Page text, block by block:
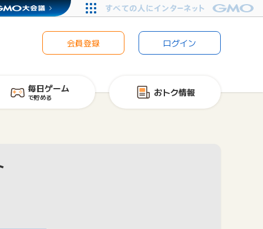
会員登録 ログイン
毎日ゲーム
で貯める おトク情報